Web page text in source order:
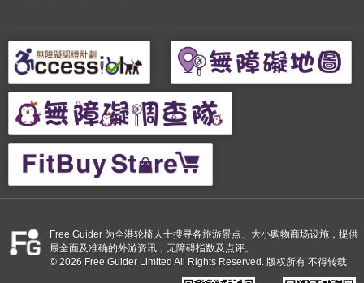
Free Guider 为全港轮椅人士搜寻各旅游景点、大小购物商场设施，提供
最全面及准确的外游资讯，无障碍指数及点评。
© 2026 Free Guider Limited All Rights Reserved. 版权所有 不得转载